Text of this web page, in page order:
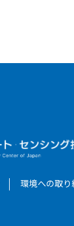
環境への取り